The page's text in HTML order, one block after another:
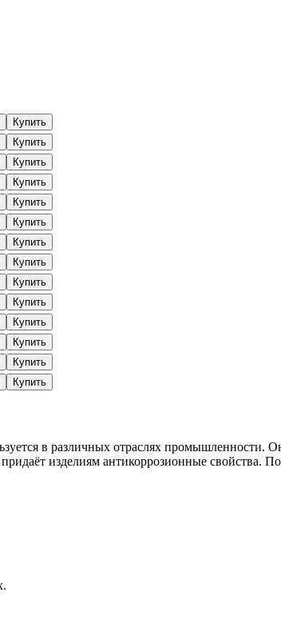
Купить
Купить
Купить
Купить
Купить
Купить
Купить
Купить
Купить
Купить
Купить
Купить
Купить
Купить
в различных отраслях промышленности.
изделиям антикоррозионные свойства.